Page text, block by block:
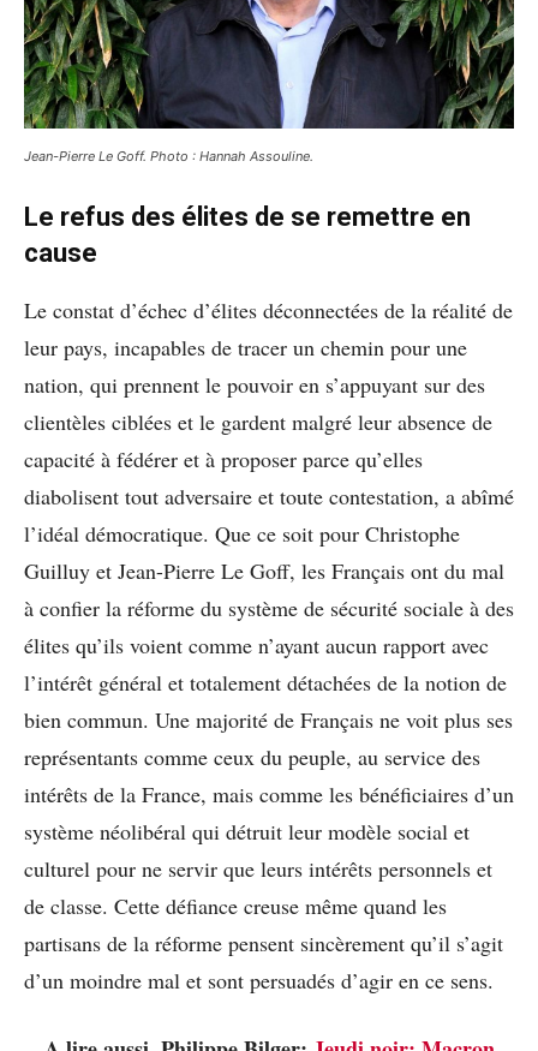
Jean-Pierre Le Goff. Photo : Hannah Assouline.
Le refus des élites de se remettre en
cause
Le constat d’échec d’élites déconnectées de la réalité de
leur pays, incapables de tracer un chemin pour une
nation, qui prennent le pouvoir en s’appuyant sur des
clientèles ciblées et le gardent malgré leur absence de
capacité à fédérer et à proposer parce qu’elles
diabolisent tout adversaire et toute contestation, a abîmé
l’idéal démocratique. Que ce soit pour Christophe
Guilluy et Jean-Pierre Le Goff, les Français ont du mal
à confier la réforme du système de sécurité sociale à des
élites qu’ils voient comme n’ayant aucun rapport avec
l’intérêt général et totalement détachées de la notion de
bien commun. Une majorité de Français ne voit plus ses
représentants comme ceux du peuple, au service des
intérêts de la France, mais comme les bénéficiaires d’un
système néolibéral qui détruit leur modèle social et
culturel pour ne servir que leurs intérêts personnels et
de classe. Cette défiance creuse même quand les
partisans de la réforme pensent sincèrement qu’il s’agit
d’un moindre mal et sont persuadés d’agir en ce sens.